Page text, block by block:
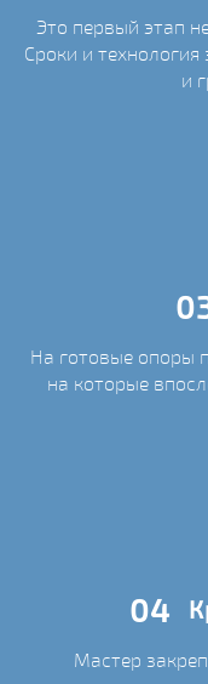
Это первый этап
Сроки и
и
На готовые опоры
на которые
04
Мастер